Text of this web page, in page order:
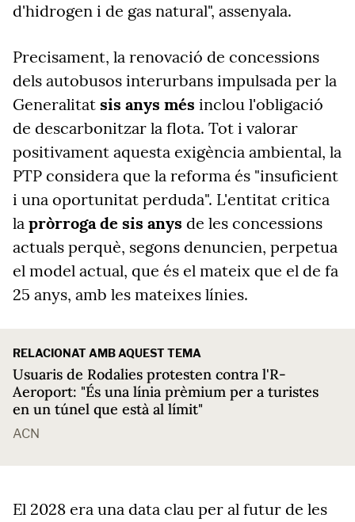
d'hidrogen i de gas natural", assenyala.
Precisament, la renovació de concessions
dels autobusos interurbans impulsada per la
Generalitat sis anys més inclou l'obligació
de descarbonitzar la flota. Tot i valorar
positivament aquesta exigència ambiental, la
PTP considera que la reforma és "insuficient
i una oportunitat perduda". L'entitat critica
la pròrroga de sis anys de les concessions
actuals perquè, segons denuncien, perpetua
el model actual, que és el mateix que el de fa
25 anys, amb les mateixes línies.
RELACIONAT AMB AQUEST TEMA
Usuaris de Rodalies protesten contra l'R-
Aeroport: "És una línia prèmium per a turistes
en un túnel que està al límit"
ACN
El 2028 era una data clau per al futur de les